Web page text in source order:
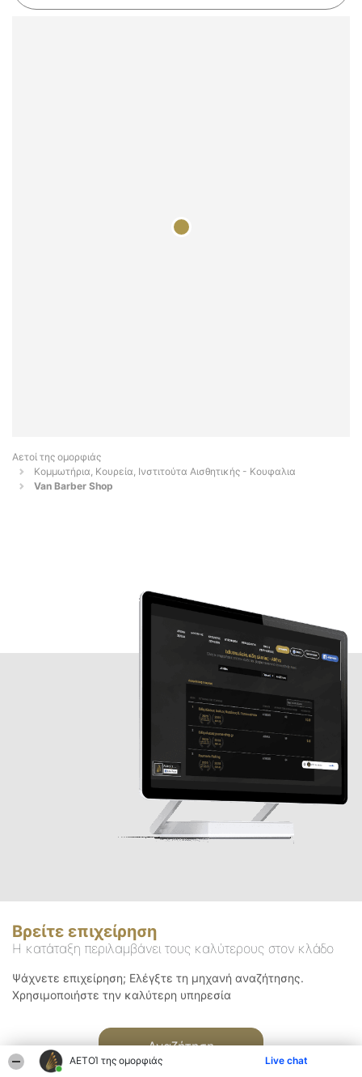
ΑΕΤΟΊ της ομορφιάς Live chat
Αετοί της ομορφιάς
Κομμωτήρια, Κουρεία, Ινστιτούτα Αισθητικής - Κουφαλια
Van Barber Shop
Βρείτε επιχείρηση
Η κατάταξη περιλαμβάνει τους καλύτερους στον κλάδο
Ψάχνετε επιχείρηση; Ελέγξτε τη μηχανή αναζήτησης.
Χρησιμοποιήστε την καλύτερη υπηρεσία
Αναζήτηση